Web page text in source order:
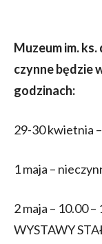
Muzeum im.
czynne będzie
godzinach:
29-30 kwietnia
1 maja –
2 maja – 10.00
WYSTAWY